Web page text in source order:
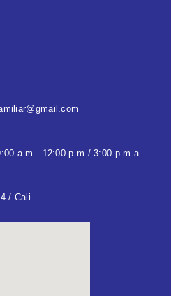
a.m - 12:00 p.m / 3:00 p.m a
/ Cali